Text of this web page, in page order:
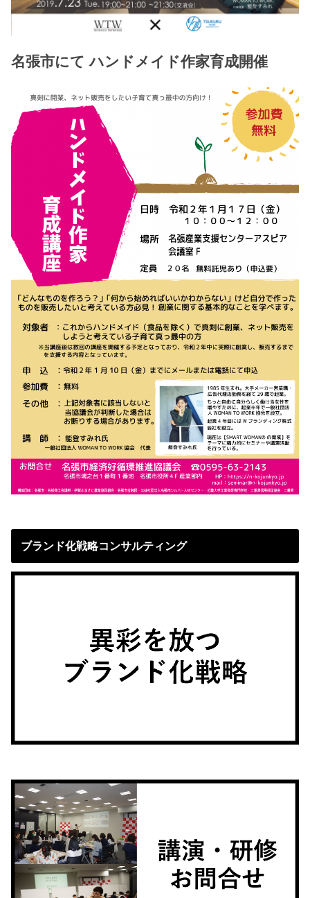
名張市にて ハンドメイド作家育成開催
ブランド化戦略コンサルティング